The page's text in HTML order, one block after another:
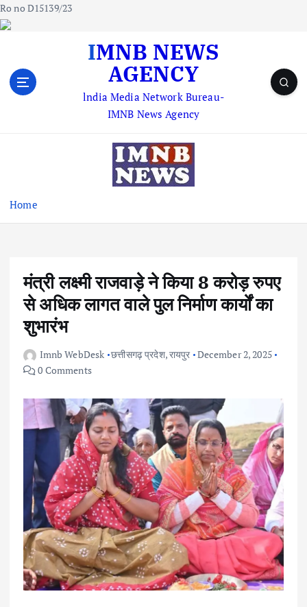
Ro no D15139/23
IMNB NEWS
AGENCY
lndia Media Network Bureau-
IMNB News Agency
Home
मंत्री लक्ष्मी राजवाड़े ने किया 8 करोड़ रुपए
से अधिक लागत वाले पुल निर्माण कार्यों का
शुभारंभ
Imnb WebDesk छत्तीसगढ़ प्रदेश,रायपुर December 2, 2025
0 Comments